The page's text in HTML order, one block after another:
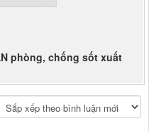
phòng, chống sốt xuất